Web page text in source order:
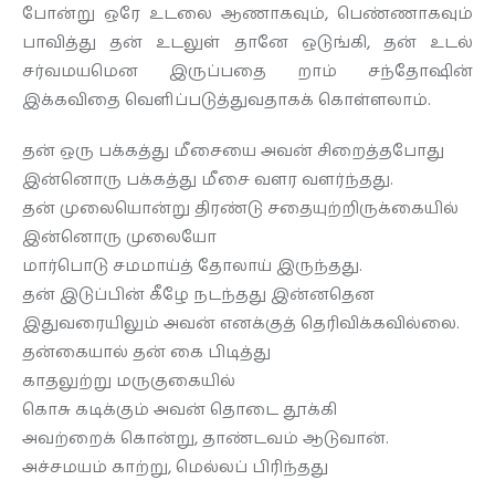
போன்று ஒரே உடலை ஆணாகவும், பெண்ணாகவும்
பாவித்து தன் உடலுள் தானே ஒடுங்கி, தன் உடல்
சர்வமயமென இருப்பதை றாம் சந்தோஷின்
இக்கவிதை வெளிப்படுத்துவதாகக் கொள்ளலாம்.
தன் ஒரு பக்கத்து மீசையை அவன் சிறைத்தபோது
இன்னொரு பக்கத்து மீசை வளர வளர்ந்தது.
தன் முலையொன்று திரண்டு சதையுற்றிருக்கையில்
இன்னொரு முலையோ
மார்பொடு சமமாய்த் தோலாய் இருந்தது.
தன் இடுப்பின் கீழே நடந்தது இன்னதென
இதுவரையிலும் அவன் எனக்குத் தெரிவிக்கவில்லை.
தன்கையால் தன் கை பிடித்து
காதலுற்று மருகுகையில்
கொசு கடிக்கும் அவன் தொடை தூக்கி
அவற்றைக் கொன்று, தாண்டவம் ஆடுவான்.
அச்சமயம் காற்று, மெல்லப் பிரிந்தது